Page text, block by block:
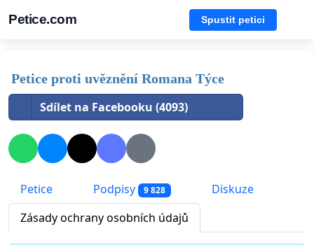
Petice.com Spustit petici
Petice proti uvěznění Romana Týce
Sdílet na Facebooku (4093)
Petice Podpisy 9 828
Diskuze
Zásady ochrany osobních údajů